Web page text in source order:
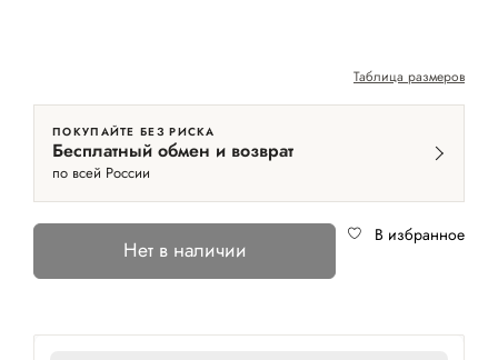
Таблица размеров
ПОКУПАЙТЕ БЕЗ РИСКА
Бесплатный обмен и возврат
по всей России
Нет в наличии
В избранное